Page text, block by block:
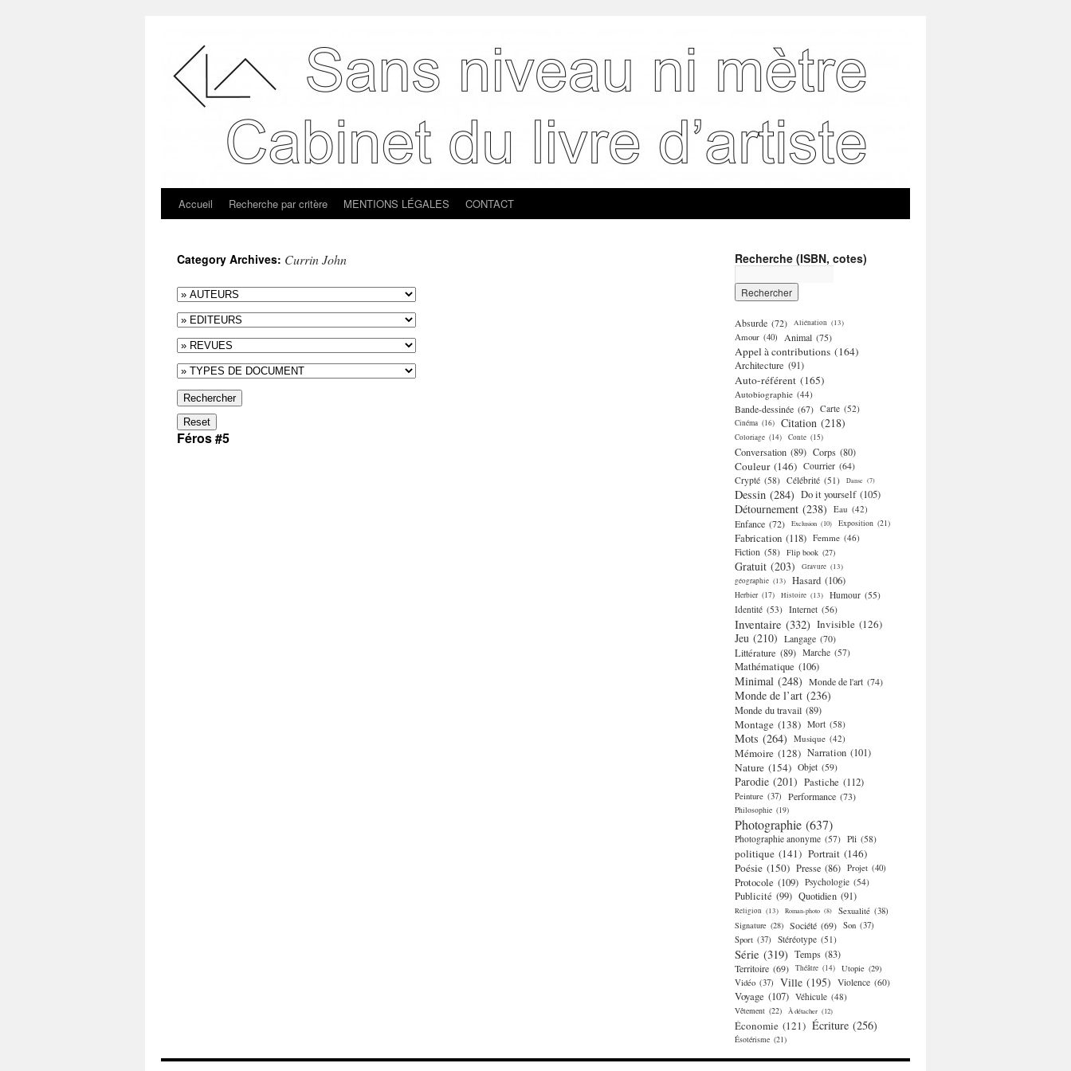
Accueil Recherche par critère MENTIONS LÉGALES CONTACT
Category Archives: Currin John
Rechercher
Reset
Féros #5
Recherche (ISBN, cotes)
Absurde (72) Aliénation (13)
Amour (40) Animal (75)
Appel à contributions (164)
Architecture (91)
Auto-référent (165)
Autobiographie (44)
Bande-dessinée (67) Carte (52)
Cinéma (16) Citation (218)
Coloriage (14) Conte (15)
Conversation (89) Corps (80)
Couleur (146) Courrier (64)
Crypté (58) Célébrité (51) Danse (7)
Dessin (284) Do it yourself (105)
Détournement (238) Eau (42)
Enfance (72) Exclusion (10) Exposition (21)
Fabrication (118) Femme (46)
Fiction (58) Flip book (27)
Gratuit (203) Gravure (13)
géographie (13) Hasard (106)
Herbier (17) Histoire (13) Humour (55)
Identité (53) Internet (56)
Inventaire (332) Invisible (126)
Jeu (210) Langage (70)
Littérature (89) Marche (57)
Mathématique (106)
Minimal (248) Monde de l'art (74)
Monde de l’art (236)
Monde du travail (89)
Montage (138) Mort (58)
Mots (264) Musique (42)
Mémoire (128) Narration (101)
Nature (154) Objet (59)
Parodie (201) Pastiche (112)
Peinture (37) Performance (73)
Philosophie (19)
Photographie (637)
Photographie anonyme (57) Pli (58)
politique (141) Portrait (146)
Poésie (150) Presse (86) Projet (40)
Protocole (109) Psychologie (54)
Publicité (99) Quotidien (91)
Religion (13) Roman-photo (8) Sexualité (38)
Signature (28) Société (69) Son (37)
Sport (37) Stéréotype (51)
Série (319) Temps (83)
Territoire (69) Théâtre (14) Utopie (29)
Vidéo (37) Ville (195) Violence (60)
Voyage (107) Véhicule (48)
Vêtement (22) À détacher (12)
Économie (121) Écriture (256)
Ésotérisme (21)